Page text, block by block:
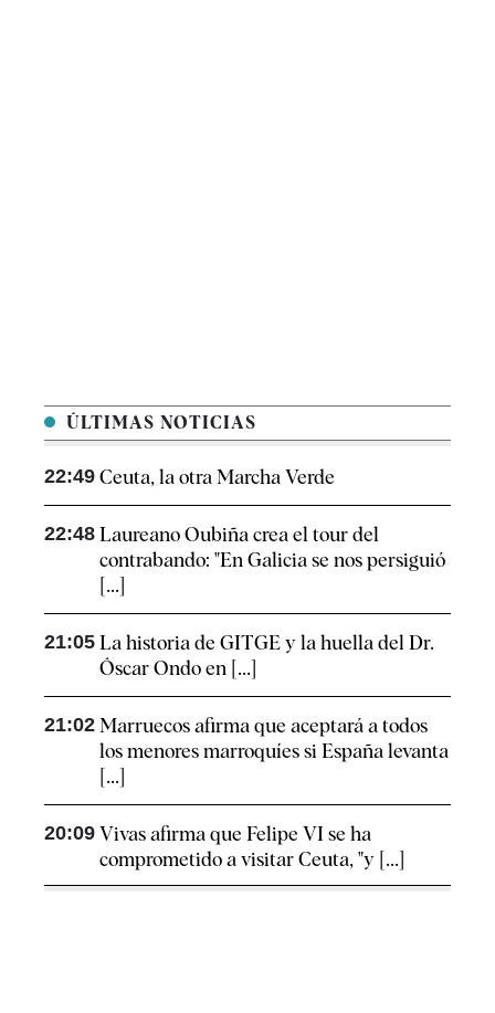
ÚLTIMAS NOTICIAS
22:49 Ceuta, la otra Marcha Verde
22:48 Laureano Oubiña crea el tour del
contrabando: "En Galicia se nos persiguió
[...]
21:05 La historia de GITGE y la huella del Dr.
Óscar Ondo en [...]
21:02 Marruecos afirma que aceptará a todos
los menores marroquíes si España levanta
[...]
20:09 Vivas afirma que Felipe VI se ha
comprometido a visitar Ceuta, "y [...]